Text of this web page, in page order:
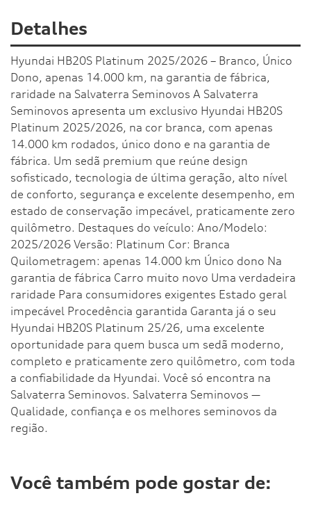
Detalhes
Hyundai HB20S Platinum 2025/2026 – Branco, Único
Dono, apenas 14.000 km, na garantia de fábrica,
raridade na Salvaterra Seminovos A Salvaterra
Seminovos apresenta um exclusivo Hyundai HB20S
Platinum 2025/2026, na cor branca, com apenas
14.000 km rodados, único dono e na garantia de
fábrica. Um sedã premium que reúne design
sofisticado, tecnologia de última geração, alto nível
de conforto, segurança e excelente desempenho, em
estado de conservação impecável, praticamente zero
quilômetro. Destaques do veículo: Ano/Modelo:
2025/2026 Versão: Platinum Cor: Branca
Quilometragem: apenas 14.000 km Único dono Na
garantia de fábrica Carro muito novo Uma verdadeira
raridade Para consumidores exigentes Estado geral
impecável Procedência garantida Garanta já o seu
Hyundai HB20S Platinum 25/26, uma excelente
oportunidade para quem busca um sedã moderno,
completo e praticamente zero quilômetro, com toda
a confiabilidade da Hyundai. Você só encontra na
Salvaterra Seminovos. Salvaterra Seminovos —
Qualidade, confiança e os melhores seminovos da
região.
Você também pode gostar de: